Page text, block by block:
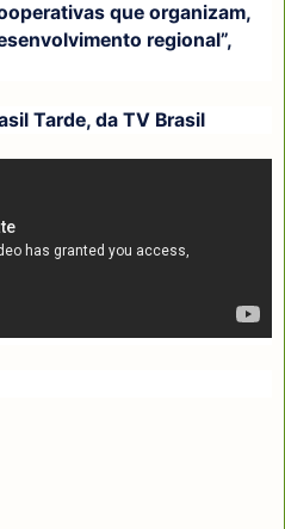
que organizam,
regional”,
Tarde, da TV Brasil